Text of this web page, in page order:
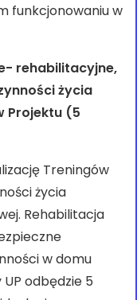
funkcjonowaniu w
rehabilitacyjne,
życia
Projektu (5
Treningów
życia
Rehabilitacja
w domu
odbędzie 5